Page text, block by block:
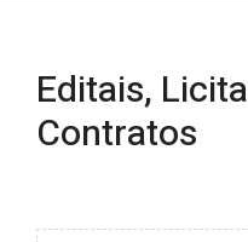
Editais,
Contratos